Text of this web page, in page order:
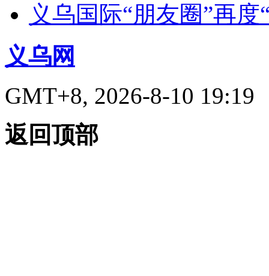
义乌国际“朋友圈”再度
义乌网
GMT+8, 2026-8-10 19:19
返回顶部